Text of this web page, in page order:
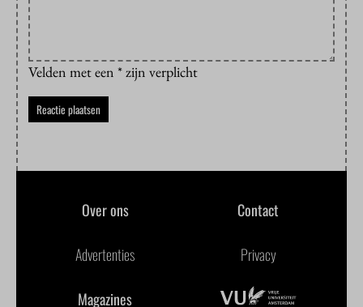
Velden met een * zijn verplicht
Over ons Contact
Advertenties Privacy
Magazines